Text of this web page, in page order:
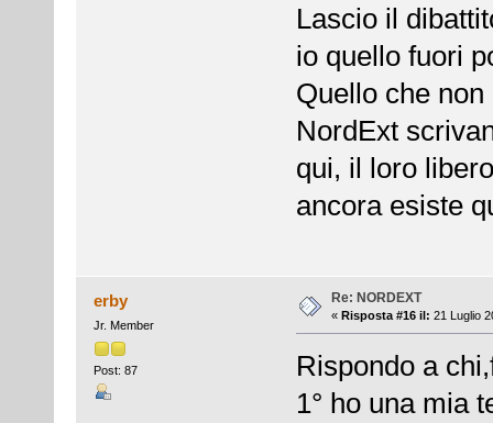
Lascio il
io quello fuori
Quello che
NordExt
qui, il loro
ancora esiste
erby
Jr. Member
Post: 87
Re: NORDEXT
« Risposta #16 il: 21 Luglio
Rispondo a
1° ho una mia